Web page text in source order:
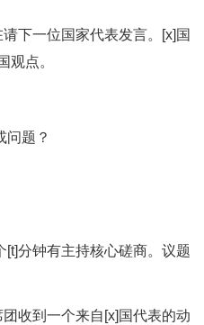
下一位国家代表发言。[x]国
观点。
问题？
[t]分钟有主持核心磋商。议题
收到一个来自[x]国代表的动